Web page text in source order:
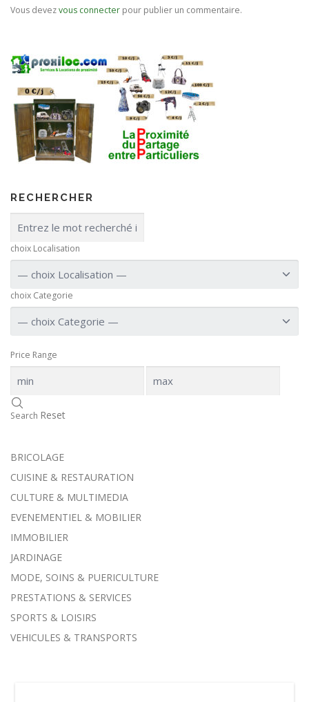
Vous devezvous connecter pour publier un commentaire.
RECHERCHER
choix Localisation
choix Categorie
Price Range
Search Reset
BRICOLAGE
CUISINE & RESTAURATION
CULTURE & MULTIMEDIA
EVENEMENTIEL & MOBILIER
IMMOBILIER
JARDINAGE
MODE, SOINS & PUERICULTURE
PRESTATIONS & SERVICES
SPORTS & LOISIRS
VEHICULES & TRANSPORTS